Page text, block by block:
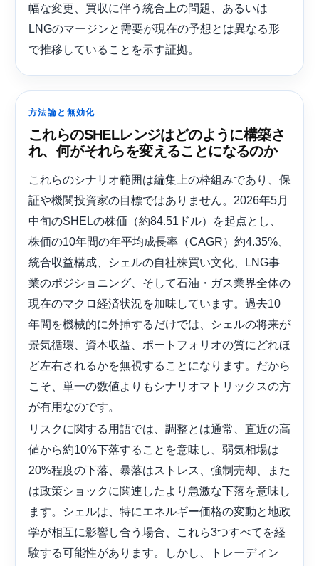
幅な変更、買収に伴う統合上の問題、あるいは
LNGのマージンと需要が現在の予想とは異なる形
で推移していることを示す証拠。
方法論と無効化
これらのSHELレンジはどのように構築さ
れ、何がそれらを変えることになるのか
これらのシナリオ範囲は編集上の枠組みであり、保
証や機関投資家の目標ではありません。2026年5月
中旬のSHELの株価（約84.51ドル）を起点とし、
株価の10年間の年平均成長率（CAGR）約4.35%、
統合収益構成、シェルの自社株買い文化、LNG事
業のポジショニング、そして石油・ガス業界全体の
現在のマクロ経済状況を加味しています。過去10
年間を機械的に外挿するだけでは、シェルの将来が
景気循環、資本収益、ポートフォリオの質にどれほ
ど左右されるかを無視することになります。だから
こそ、単一の数値よりもシナリオマトリックスの方
が有用なのです。
リスクに関する用語では、調整とは通常、直近の高
値から約10%下落することを意味し、弱気相場は
20%程度の下落、暴落はストレス、強制売却、また
は政策ショックに関連したより急激な下落を意味し
ます。シェルは、特にエネルギー価格の変動と地政
学が相互に影響し合う場合、これら3つすべてを経
験する可能性があります。しかし、トレーディン